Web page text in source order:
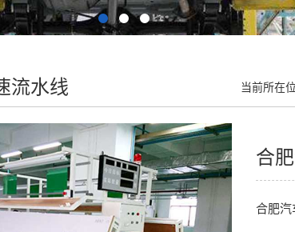
流水线 当前所在位
合
合肥汽